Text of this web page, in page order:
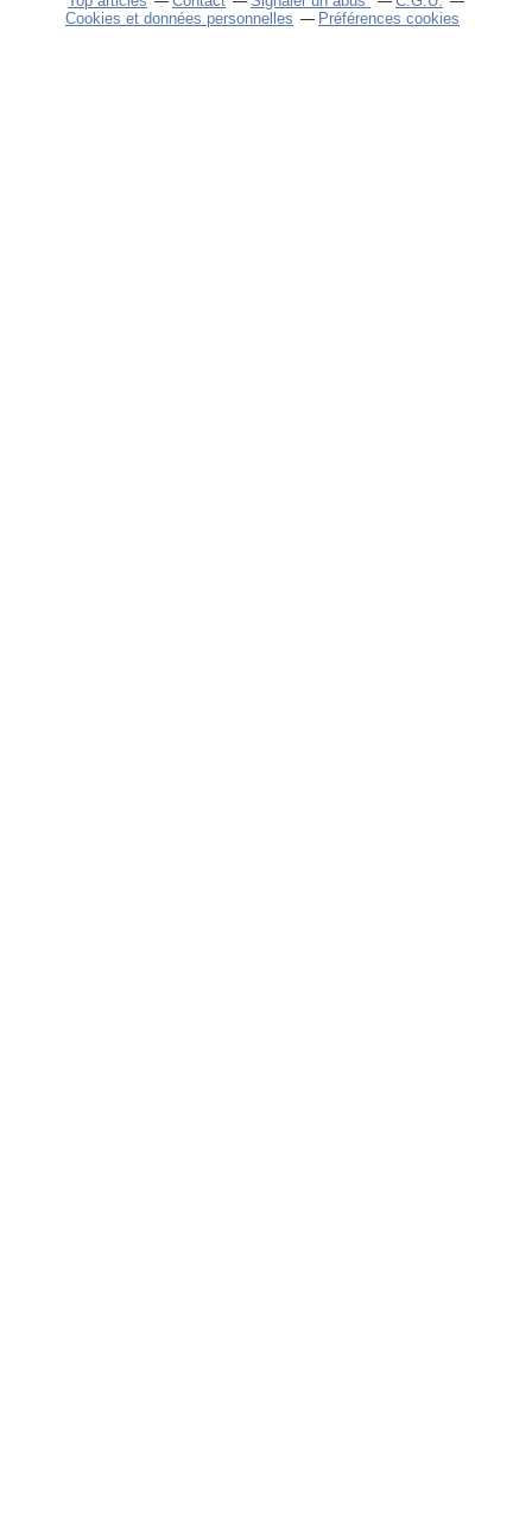
Cookies et données personnelles
Préférences cookies